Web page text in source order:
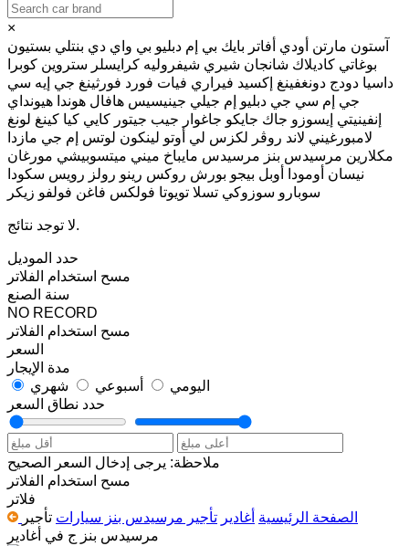
×
آستون مارتن أودي أفاتر بايك بي إم دبليو بي واي دي بنتلي بستيون
بوغاتي كاديلاك شانجان شيري شيفروليه كرايسلر ستروين كوبرا
داسيا دودج دونغفينغ إكسيد فيراري فيات فورد فورثينغ جي إيه سي
جي إم سي جي دبليو إم جيلي جينيسيس هافال هوندا هيونداي
إنفينيتي إيسوزو جاك جايكو جاغوار جيب جيتور كايي كيا كينغ لونغ
لامبورغيني لاند روڤر لكزس لي أوتو لينكون لوتس إم جي مازدا
مكلارين مرسيدس بنز مرسيدس مايباخ ميني ميتسوبيشي مورغان
نيسان أومودا أوبل بيجو بورش روكس رينو رولز رويس سكودا
سوبارو سوزوكي تسلا تويوتا فولكس فاغن فولفو زيكر
لا توجد نتائج.
حدد الموديل
مسح استخدام الفلاتر
سنة الصنع
NO RECORD
مسح استخدام الفلاتر
السعر
مدة الإيجار
اليومي
أسبوعي
شهري
حدد نطاق السعر
ملاحظة: يرجى إدخال السعر الصحيح
مسح استخدام الفلاتر
فلاتر
الصفحة الرئيسية أغادير تأجير مرسيدس بنز سيارات تأجير
مرسيدس بنز ج في أغادير